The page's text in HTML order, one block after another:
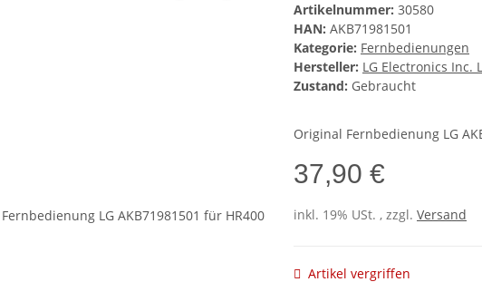
Artikelnummer: 30580
HAN: AKB71981501
Kategorie: Fernbedienungen
Hersteller: LG Electronics Inc.
Zustand: Gebraucht
Original Fernbedienung LG
37,90 €
inkl. 19% USt. , zzgl. Versand
Artikel vergriffen